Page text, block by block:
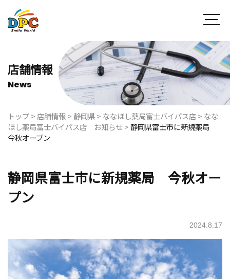
店舗情報
News
トップ> 店舗情報>静岡県> ななほし薬局富士バイパス店> なな
ほし薬局富士バイパス店 お知らせ>静岡県富士市に新規薬局
今秋オープン
静岡県富士市に新規薬局 今秋オー
プン
2024.8.17